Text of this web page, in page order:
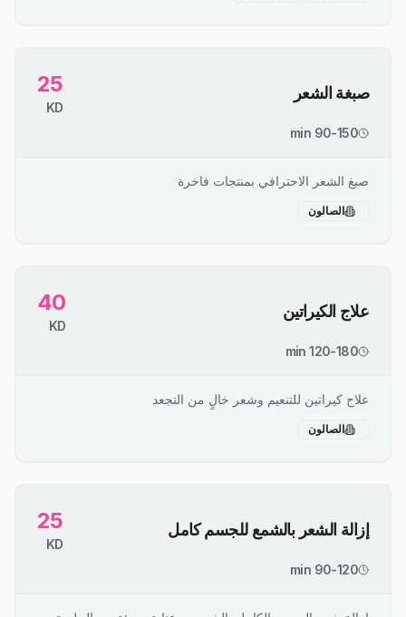
صبغة الشعر 25
KD
90-150 min
صبغ الشعر الاحترافي بمنتجات فاخرة
الصالون
علاج الكيراتين 40
KD
120-180 min
علاج كيراتين للتنعيم وشعر خالٍ من التجعد
الصالون
إزالة الشعر بالشمع للجسم كامل 25
KD
90-120 min